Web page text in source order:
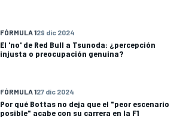
FÓRMULA 129 dic 2024
El 'no' de Red Bull a Tsunoda: ¿percepción
injusta o preocupación genuina?
FÓRMULA 127 dic 2024
Por qué Bottas no deja que el "peor escenario
posible" acabe con su carrera en la F1